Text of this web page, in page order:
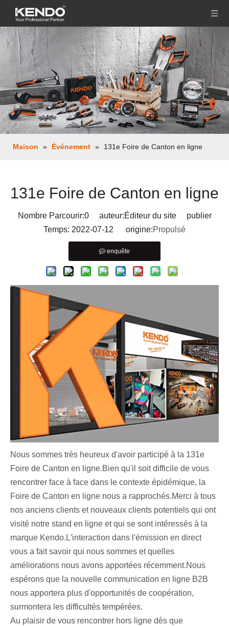
Maison » Événement » 131e Foire de Canton en ligne
131e Foire de Canton en ligne
Nombre Parcourir:0auteur:Éditeur du site publier
Temps: 2022-07-12 origine:Propulsé
enquête
Nous sommes très heureux d'avoir participé à la 131e
Foire de Canton en ligne.Bien qu'il soit difficile de vous
rencontrer face à face dans le contexte épidémique, la
Foire de Canton en ligne nous a rapprochés.Merci à tous
nos anciens clients et nouveaux clients potentiels qui ont
visité notre stand en ligne et qui se sont intéressés à la
marque Kendo.L'interaction dans l'émission en direct
vous a fait savoir qui nous sommes et quelles
améliorations nous avons apportées récemment.Nous
espérons que la nouvelle communication en ligne B2B
nous apportera plus d'opportunités de coopération,
surmontera les difficultés tempérées.
Au plaisir de vous rencontrer hors ligne dès que